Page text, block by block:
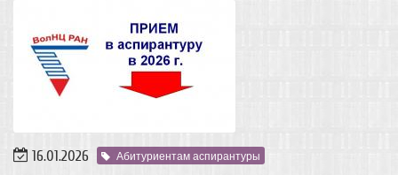
16.01.2026 Абитуриентам аспирантуры